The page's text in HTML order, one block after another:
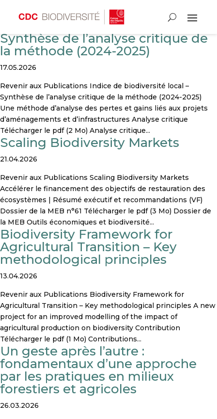
Indice de biodiversité local –
Synthèse de l’analyse critique de
la méthode (2024-2025)
17.05.2026
Revenir aux Publications Indice de biodiversité local –
Synthèse de l’analyse critique de la méthode (2024-2025)
Une méthode d’analyse des pertes et gains liés aux projets
d’aménagements et d’infrastructures Analyse critique
Télécharger le pdf (2 Mo) Analyse critique...
Scaling Biodiversity Markets
21.04.2026
Revenir aux Publications Scaling Biodiversity Markets
Accélérer le financement des objectifs de restauration des
écosystèmes | Résumé exécutif et recommandations (VF)
Dossier de la MEB n°61 Télécharger le pdf (3 Mo) Dossier de
la MEB Outils économiques et biodiversité...
Biodiversity Framework for
Agricultural Transition – Key
methodological principles
13.04.2026
Revenir aux Publications Biodiversity Framework for
Agricultural Transition – Key methodological principles A new
project for an improved modelling of the impact of
agricultural production on biodiversity Contribution
Télécharger le pdf (1 Mo) Contributions...
Un geste après l’autre :
fondamentaux d’une approche
par les pratiques en milieux
forestiers et agricoles
26.03.2026